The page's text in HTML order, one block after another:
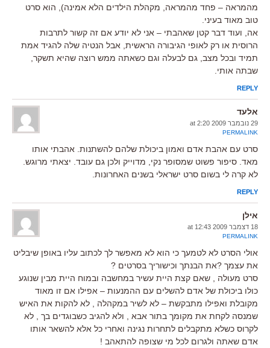
מהמראה – פחד מהמראה, מקהלת הילדים הלא אמינה), הוא סרט
טוב מאוד בעיני.
אה, ועוד דבר קטן שאהבתי – אני לא יודע אם זה קשור לתרבות
הרוסית או רק לאופי הגיבורה הראשית, אבל הנטיה שלה להגיד אמת
תמיד ובכל מצב, גם לבעלה וגם כשאתה ממש רוצה שהיא תשקר,
שבתה אותי.
REPLY
אלעד
29 נובמבר 2009 at 2:20
PERMALINK
סרט עם אהבת אדם ואמון ביכולת שלהם להשתנות. אהבתי אותו
מאד. סיפור פשוט שמסופר נקי, מדוייק ולכן גם עובד. יצאתי מרוגש.
לא קרה לי בשום סרט ישראלי בשנים האחרונות.
REPLY
אילן
18 דצמבר 2009 at 12:43
PERMALINK
אולי הסרט לא לטמעך כי הוא לא מאפשר לך לכתוב עליו באופן שיבליט
את עצמך ?את הבנתך וכישוריך בסרטים ?
סרט מעולה , שאם קצת היית עשיר במחשבה ובמוח היית מבין שנוגע
כולו ביכולת של אדם להשלים עם ההמנעות – אפילו אם זו מאוד
מקובלת ואפילו מתבקשת – לא לשיר במקהלה , לא להקות את האיש
שמנסה לקחת את מקומך בתור אבא , ולא להגיב כשבוגדים בך , לא
לקרוס כשלא מתקבלים לתחרות נגינה ואחרי כל אלא להשאר אותו
אדם שאתה ולגרום לכל מי שצופה להתאהב !